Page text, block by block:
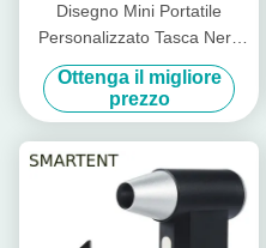
Disegno Mini Portatile
Personalizzato Tasca Nera
Portatile Violento Turbo Fan
Soluzione di raffreddamento
per le esigenze
personalizzate
Ottenga il migliore
prezzo